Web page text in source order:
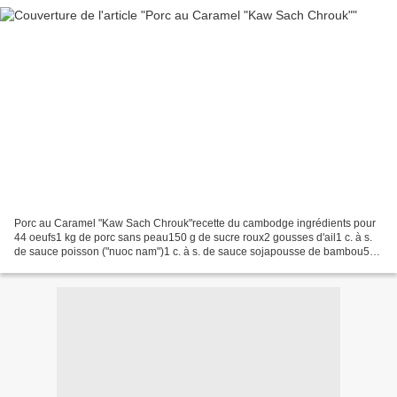
Porc au Caramel "Kaw Sach Chrouk"recette du cambodge ingrédients pour
44 oeufs1 kg de porc sans peau150 g de sucre roux2 gousses d'ail1 c. à s.
de sauce poisson ("nuoc nam")1 c. à s. de sauce sojapousse de bambou500